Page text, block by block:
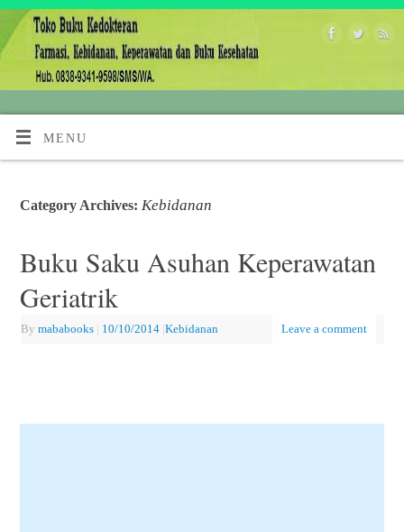
MENU
Category Archives: Kebidanan
Buku Saku Asuhan Keperawatan
Geriatrik
By mababooks | 10/10/2014 |Kebidanan Leave a comment